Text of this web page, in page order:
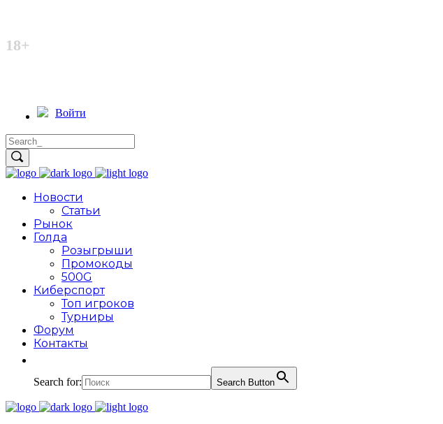
18+
Войти
Новости
Статьи
Рынок
Голда
Розыгрыши
Промокоды
500G
Киберспорт
Топ игроков
Турниры
Форум
Контакты
Search for: Search Button